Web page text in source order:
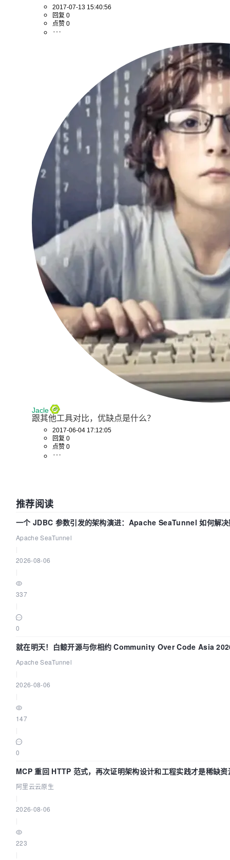
2017-07-13 15:40:56
回复 0
点赞 0
Jacle
跟其他工具对比，优缺点是什么？
2017-06-04 17:12:05
回复 0
点赞 0
推荐阅读
一个 JDBC 参数引发的架构演进：Apache SeaTunnel 如何解
Apache SeaTunnel
2026-08-06
337
0
就在明天！白鲸开源与你相约 Community Over Code Asia
Apache SeaTunnel
2026-08-06
147
0
MCP 重回 HTTP 范式，再次证明架构设计和工程实践才是稀缺资
阿里云云原生
2026-08-06
223